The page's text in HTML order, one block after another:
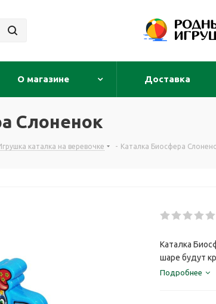
О магазине Доставка
Слоненок
каталка на веревочке - Каталка Биосфера
Каталка
шаре будут
Подробнее